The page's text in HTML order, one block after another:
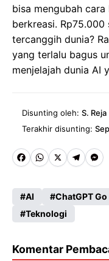
bisa mengubah
berkreasi.
tercanggih dunia?
yang terlalu bagus
menjelajah dunia AI
Disunting oleh: S. Reja
Terakhir disunting:
Fa
b
o
W
ts
A
X
Te
gr
a
M
se
AI ChatGPT Go
Teknologi
Komentar